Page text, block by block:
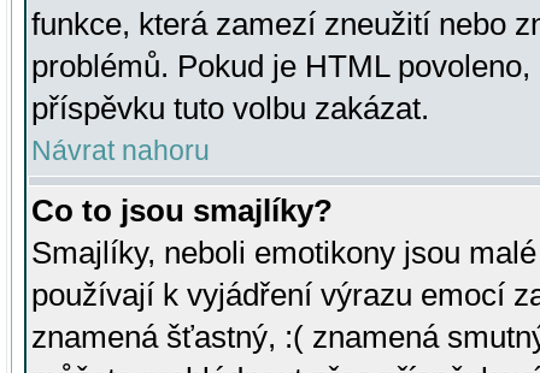
funkce, která zamezí zneužití nebo
problémů. Pokud je HTML
příspěvku tuto volbu zakázat.
Návrat nahoru
Co to jsou smajlíky?
Smajlíky, neboli emotikony jsou
používají k vyjádření výrazu emocí
znamená šťastný, :( znamená